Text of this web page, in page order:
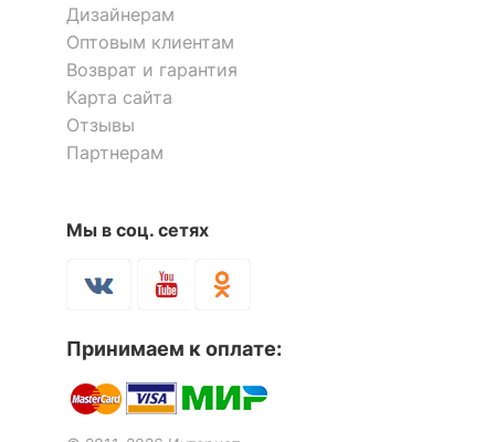
Дизайнерам
Оптовым клиентам
Возврат и гарантия
Карта сайта
Отзывы
Партнерам
Мы в соц. сетях
Принимаем к оплате: